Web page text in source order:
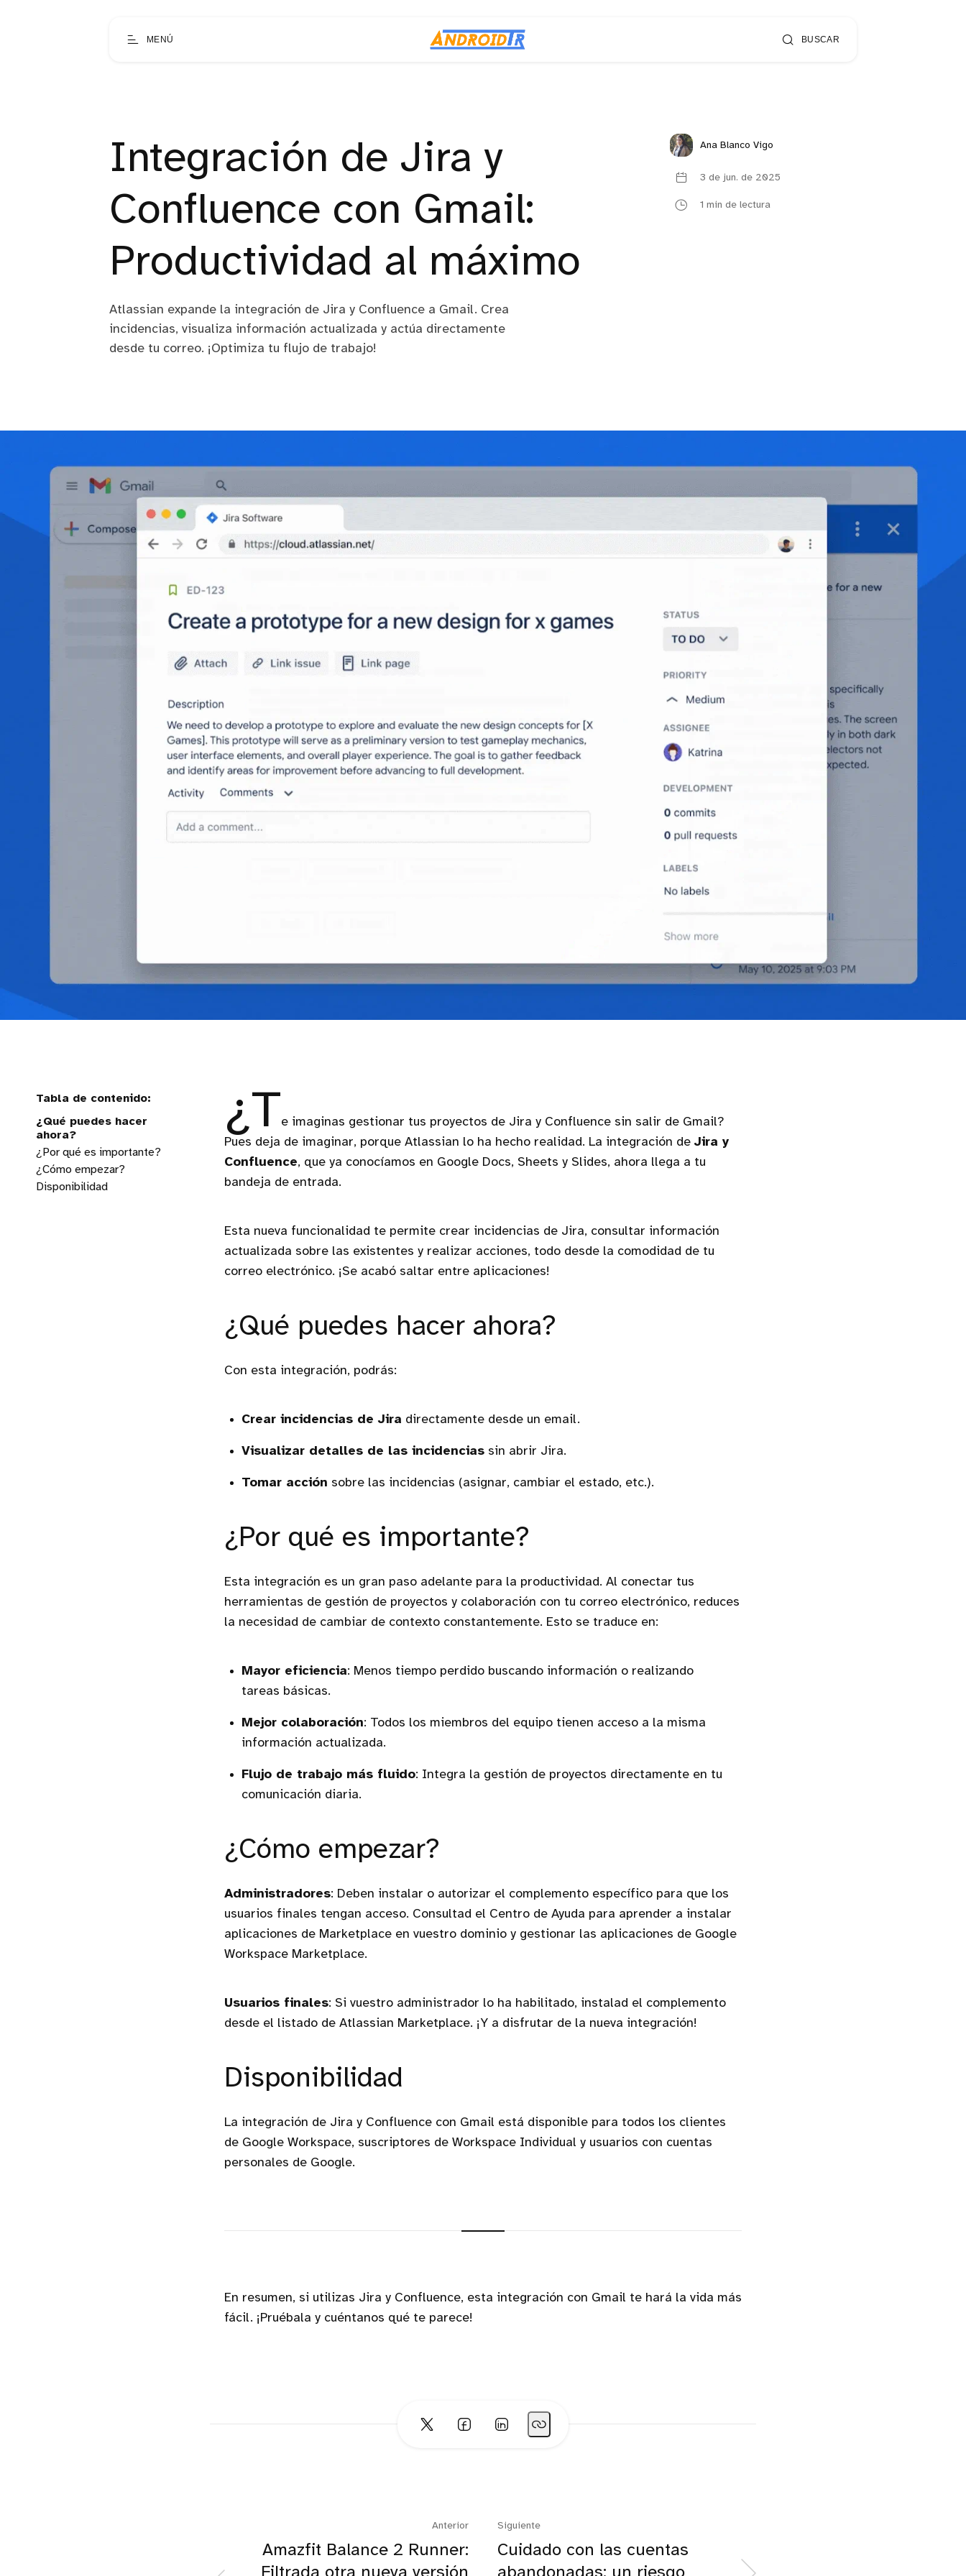
MENÚ BUSCAR
Integración de Jira y
Confluence con Gmail:
Productividad al máximo
Atlassian expande la integración de Jira y Confluence a Gmail. Crea
incidencias, visualiza información actualizada y actúa directamente
desde tu correo. ¡Optimiza tu flujo de trabajo!
Ana Blanco Vigo
3 de jun. de 2025
1 min de lectura
¿Qué puedes hacer
ahora?
¿Por qué es importante?
¿Cómo empezar?
Disponibilidad
¿Te imaginas gestionar tus proyectos de Jira y Confluence sin salir de Gmail?
Pues deja de imaginar, porque Atlassian lo ha hecho realidad. La integración deJira y
Confluence, que ya conocíamos en Google Docs, Sheets y Slides, ahora llega a tu
bandeja de entrada.
Esta nueva funcionalidad te permite crear incidencias de Jira, consultar información
actualizada sobre las existentes y realizar acciones, todo desde la comodidad de tu
correo electrónico. ¡Se acabó saltar entre aplicaciones!
¿Qué puedes hacer ahora?
Con esta integración, podrás:
Crear incidencias de Jira directamente desde un email.
Visualizar detalles de las incidencias sin abrir Jira.
Tomar acción sobre las incidencias (asignar, cambiar el estado, etc.).
¿Por qué es importante?
Esta integración es un gran paso adelante para la productividad. Al conectar tus
herramientas de gestión de proyectos y colaboración con tu correo electrónico, reduces
la necesidad de cambiar de contexto constantemente. Esto se traduce en:
Mayor eficiencia: Menos tiempo perdido buscando información o realizando
tareas básicas.
Mejor colaboración: Todos los miembros del equipo tienen acceso a la misma
información actualizada.
Flujo de trabajo más fluido: Integra la gestión de proyectos directamente en tu
comunicación diaria.
¿Cómo empezar?
Administradores: Deben instalar o autorizar el complemento específico para que los
usuarios finales tengan acceso. Consultad el Centro de Ayuda para aprender a instalar
aplicaciones de Marketplace en vuestro dominio y gestionar las aplicaciones de Google
Workspace Marketplace.
Usuarios finales: Si vuestro administrador lo ha habilitado, instalad el complemento
desde el listado de Atlassian Marketplace. ¡Y a disfrutar de la nueva integración!
Disponibilidad
La integración de Jira y Confluence con Gmail está disponible para todos los clientes
de Google Workspace, suscriptores de Workspace Individual y usuarios con cuentas
personales de Google.
En resumen, si utilizas Jira y Confluence, esta integración con Gmail te hará la vida más
fácil. ¡Pruébala y cuéntanos qué te parece!
Siguiente
Cuidado con las cuentas
Anterior
Amazfit Balance 2 Runner: